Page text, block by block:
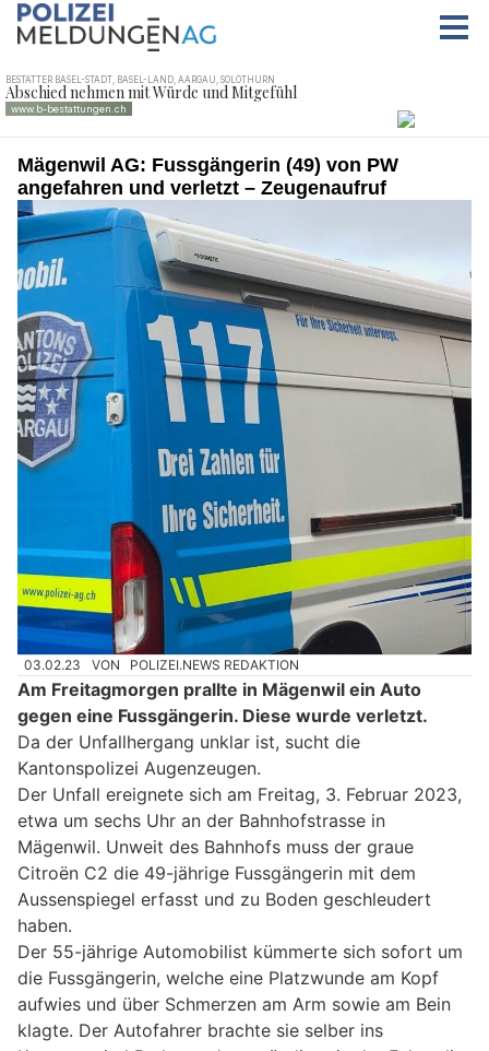
Mägenwil AG: Fussgängerin (49) von PW
angefahren und verletzt – Zeugenaufruf
03.02.23 VON POLIZEI.NEWS REDAKTION
Am Freitagmorgen prallte in Mägenwil ein Auto
gegen eine Fussgängerin. Diese wurde verletzt.
Da der Unfallhergang unklar ist, sucht die
Kantonspolizei Augenzeugen.
Der Unfall ereignete sich am Freitag, 3. Februar 2023,
etwa um sechs Uhr an der Bahnhofstrasse in
Mägenwil. Unweit des Bahnhofs muss der graue
Citroën C2 die 49-jährige Fussgängerin mit dem
Aussenspiegel erfasst und zu Boden geschleudert
haben.
Der 55-jährige Automobilist kümmerte sich sofort um
die Fussgängerin, welche eine Platzwunde am Kopf
aufwies und über Schmerzen am Arm sowie am Bein
klagte. Der Autofahrer brachte sie selber ins